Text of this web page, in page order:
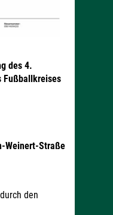
des 4.
Fußballkreises
Weinert-Straße
den